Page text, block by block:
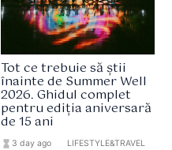
Tot ce trebuie să știi
înainte de Summer Well
2026. Ghidul complet
pentru ediția aniversară
de 15 ani
hourglass_full 3 day ago LIFESTYLE&TRAVEL